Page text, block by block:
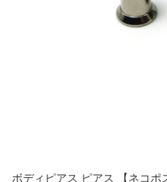
ボディピアス ピアス 【ネコポ